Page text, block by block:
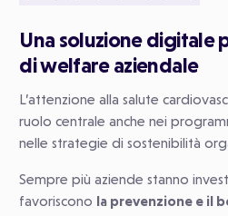
Una soluzione digitale
di welfare aziendale
L’attenzione alla salute
ruolo centrale anche nei
nelle strategie di sostenibilità
Sempre più aziende stanno
favoriscono la prevenzione e il